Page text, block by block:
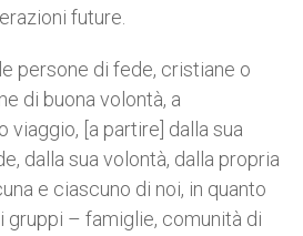
future.
persone di fede, cristiane o
di buona volontà, a
viaggio, [a partire] dalla sua
dalla sua volontà, dalla propria
e ciascuno di noi, in quanto
gruppi – famiglie, comunità di